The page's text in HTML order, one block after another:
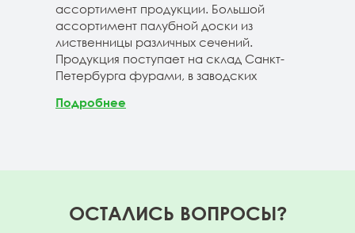
ассортимент продукции. Большой
ассортимент палубной доски из
лиственницы различных сечений.
Продукция поступает на склад Санкт-
Петербурга фурами, в заводских
Подробнее
ОСТАЛИСЬ ВОПРОСЫ?